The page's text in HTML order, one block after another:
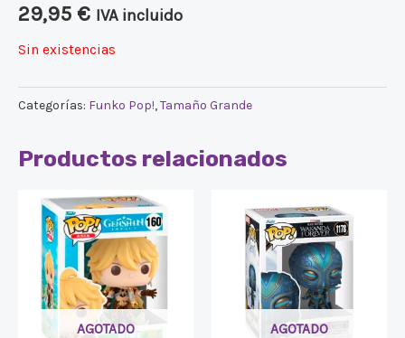
29,95 € IVA incluido
Sin existencias
Categorías: Funko Pop!,Tamaño Grande
Productos relacionados
AGOTADO AGOTADO